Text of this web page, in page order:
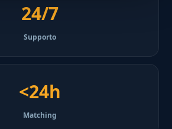
24/7
Supporto
<24h
Matching